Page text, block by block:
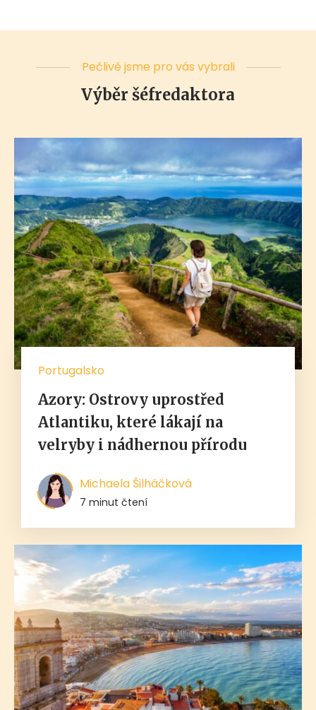
Pečlivě jsme pro vás vybrali
Výběr šéfredaktora
Portugalsko
Azory: Ostrovy uprostřed
Atlantiku, které lákají na
velryby i nádhernou přírodu
Michaela Šilháčková
7 minut čtení